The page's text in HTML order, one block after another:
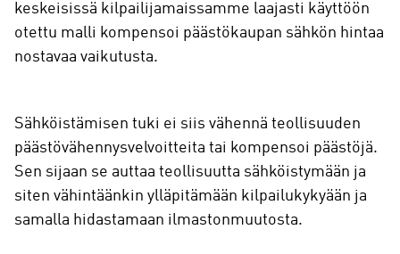
keskeisissä kilpailijamaissamme laajasti käyttöön
otettu malli kompensoi päästökaupan sähkön hintaa
nostavaa vaikutusta.
Sähköistämisen tuki ei siis vähennä teollisuuden
päästövähennysvelvoitteita tai kompensoi päästöjä.
Sen sijaan se auttaa teollisuutta sähköistymään ja
siten vähintäänkin ylläpitämään kilpailukykyään ja
samalla hidastamaan ilmastonmuutosta.